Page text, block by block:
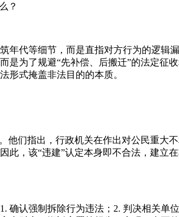
？
年代等细节，而是直指对方行为的逻
是为了规避“先补偿、后搬迁”的法定
形式掩盖非法目的的本质。
他们指出，行政机关在作出对公民重
此，该“违建”认定本身即不合法，建
确认强制拆除行为违法；2. 判决相关